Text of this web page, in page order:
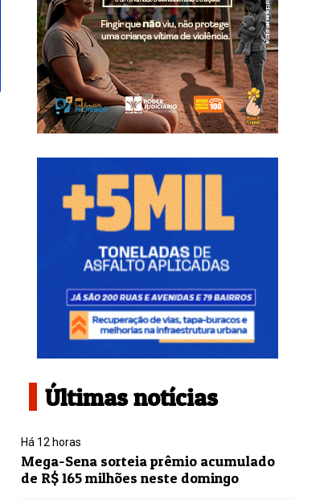
Últimas notícias
Há 12 horas
Mega-Sena sorteia prêmio acumulado
de R$ 165 milhões neste domingo